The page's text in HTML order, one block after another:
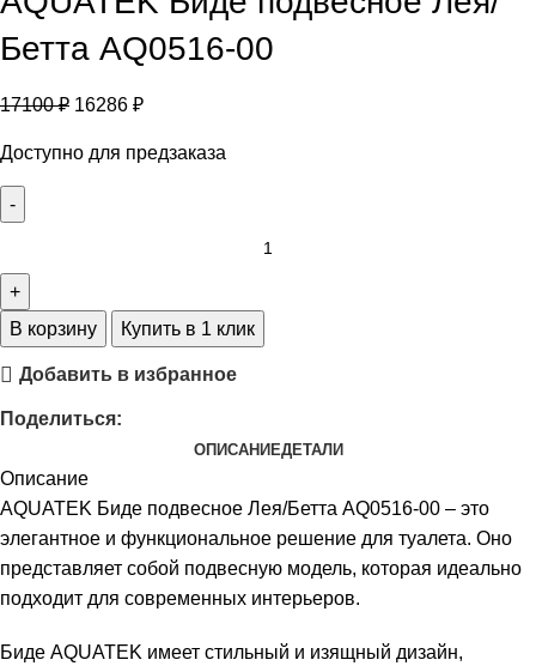
Бетта AQ0516-00
17100₽ 16286 ₽
Доступно для предзаказа
В корзину Купить в 1 клик
Добавить в избранное
Поделиться:
ОПИСАНИЕДЕТАЛИ
Описание
AQUATEK Биде подвесное Лея/Бетта AQ0516-00 – это
элегантное и функциональное решение для туалета. Оно
представляет собой подвесную модель, которая идеально
подходит для современных интерьеров.
Биде AQUATEK имеет стильный и изящный дизайн,